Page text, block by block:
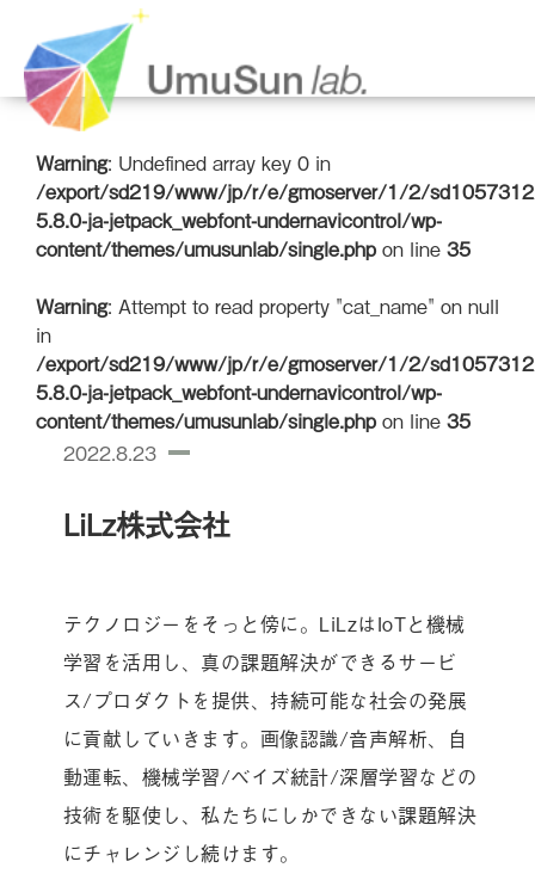
Warning: Undefined array key 0 in
/export/sd219/www/jp/r/e/gmoserver/1/2/
5.8.0-ja-jetpack_webfont-undernavicontrol/wp-
content/themes/umusunlab/single.php on line 35
Warning: Attempt to read property "cat_name" on null
in
/export/sd219/www/jp/r/e/gmoserver/1/2/
5.8.0-ja-jetpack_webfont-undernavicontrol/wp-
content/themes/umusunlab/single.php on line 35
2022.8.23
LiLz株式会社
テクノロジーをそっと傍に。LiLzはIoTと機械
学習を活用し、真の課題解決ができるサービ
ス/プロダクトを提供、持続可能な社会の発展
に貢献していきます。画像認識/音声解析、自
動運転、機械学習/ベイズ統計/深層学習などの
技術を駆使し、私たちにしかできない課題解決
にチャレンジし続けます。